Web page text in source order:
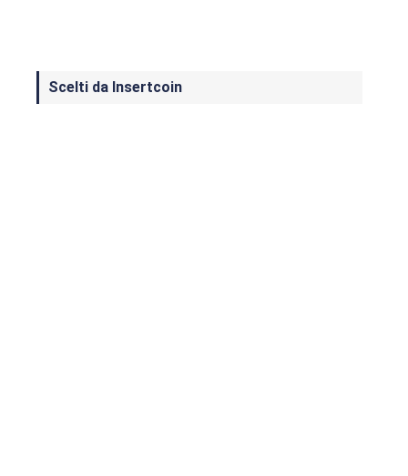
Scelti da Insertcoin